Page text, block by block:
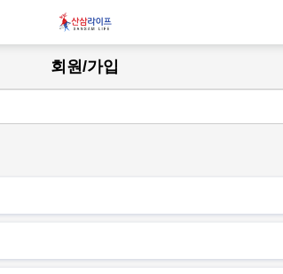
회원/가입